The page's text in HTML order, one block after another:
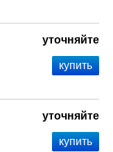
уточняйте
уточняйте